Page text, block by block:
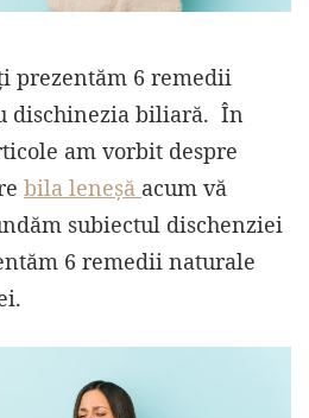
prezentăm 6 remedii
dischinezia biliară. În
am vorbit despre
bila leneșă acum vă
subiectul dischenziei
6 remedii naturale